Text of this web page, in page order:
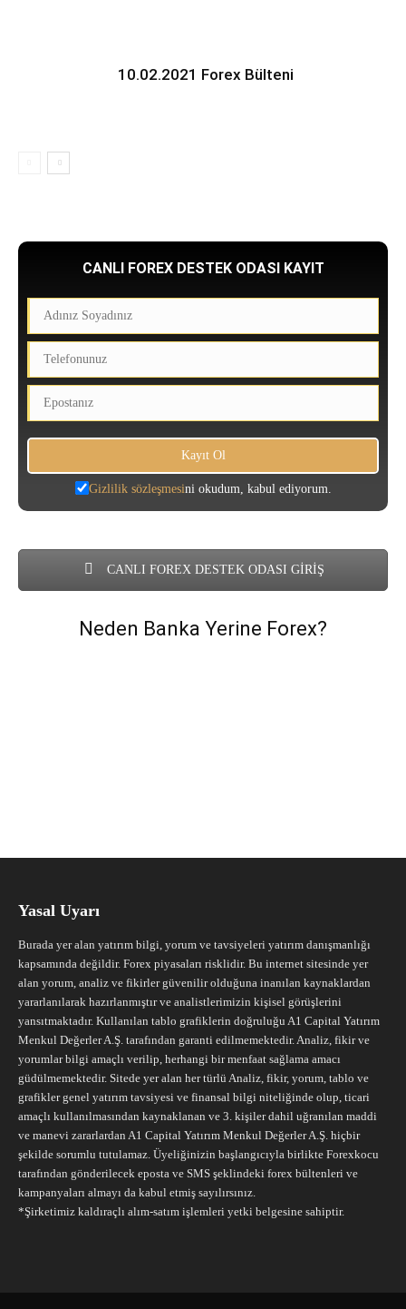
10.02.2021 Forex Bülteni
CANLI FOREX DESTEK ODASI KAYIT
Gizlilik sözleşmesini okudum, kabul ediyorum.
CANLI FOREX DESTEK ODASI GİRİŞ
Neden Banka Yerine Forex?
Yasal Uyarı
Burada yer alan yatırım bilgi, yorum ve tavsiyeleri yatırım danışmanlığı
kapsamında değildir. Forex piyasaları risklidir. Bu internet sitesinde yer
alan yorum, analiz ve fikirler güvenilir olduğuna inanılan kaynaklardan
yararlanılarak hazırlanmıştır ve analistlerimizin kişisel görüşlerini
yansıtmaktadır. Kullanılan tablo grafiklerin doğruluğu A1 Capital Yatırım
Menkul Değerler A.Ş. tarafından garanti edilmemektedir. Analiz, fikir ve
yorumlar bilgi amaçlı verilip, herhangi bir menfaat sağlama amacı
güdülmemektedir. Sitede yer alan her türlü Analiz, fikir, yorum, tablo ve
grafikler genel yatırım tavsiyesi ve finansal bilgi niteliğinde olup, ticari
amaçlı kullanılmasından kaynaklanan ve 3. kişiler dahil uğranılan maddi
ve manevi zararlardan A1 Capital Yatırım Menkul Değerler A.Ş. hiçbir
şekilde sorumlu tutulamaz. Üyeliğinizin başlangıcıyla birlikte Forexkocu
tarafından gönderilecek eposta ve SMS şeklindeki forex bültenleri ve
kampanyaları almayı da kabul etmiş sayılırsınız.
*Şirketimiz kaldıraçlı alım-satım işlemleri yetki belgesine sahiptir.